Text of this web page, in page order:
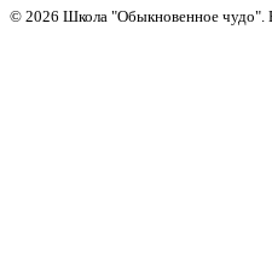
© 2026 Школа "Обыкновенное чудо".